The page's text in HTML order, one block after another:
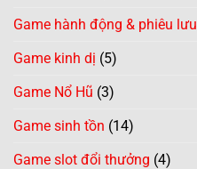
Game hành động & phiêu lưu
Game kinh dị (5)
Game Nổ Hũ (3)
Game sinh tồn (14)
Game slot đổi thưởng (4)